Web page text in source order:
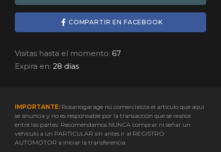
COMPARTIR EN FACEBOOK
Visitas hasta el momento: 67
Expira en: 28 días
IMPORTANTE: Rosariogarage no comercializa el artículo que aquí
se anuncia y no es responsable por la transacción que se realice
entre las partes. Recomendamos NUNCA comprar ni señar un
vehículo a un PARTICULAR sin antes ir al REGISTRO
AUTOMOTOR a iniciar la transferencia.